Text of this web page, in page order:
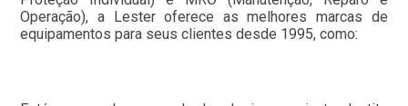
Operação), a Lester oferece as melhores marcas de
equipamentos para seus clientes desde 1995, como: